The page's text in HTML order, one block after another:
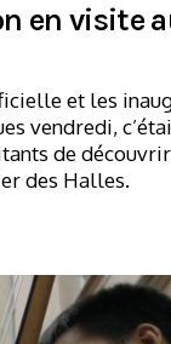
en visite
et les
vendredi,
de
des Halles.